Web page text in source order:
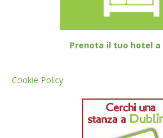
Prenota il tuo hotel a
Cookie Policy